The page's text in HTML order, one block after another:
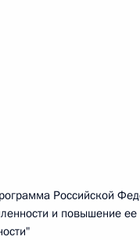
Российской
и повышение ее